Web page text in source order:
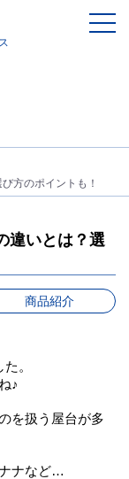
方のポイントも！
違いとは？選
商品紹介
。
♪
を扱う屋台が多
ナなど…